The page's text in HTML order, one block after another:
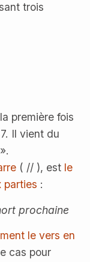
trois
première fois
Il vient du
( // ), est le
parties :
prochaine
le vers en
cas pour